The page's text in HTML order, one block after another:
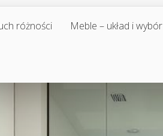
różności Meble – układ i wybór